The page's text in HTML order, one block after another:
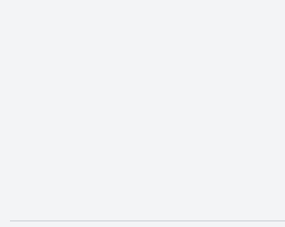
opens
opens in